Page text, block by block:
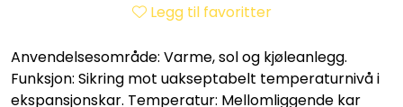
Legg til favoritter
Anvendelsesområde: Varme, sol og kjøleanlegg.
Funksjon: Sikring mot uakseptabelt temperaturnivå i
ekspansjonskar. Temperatur: Mellomliggende kar
Syrefast